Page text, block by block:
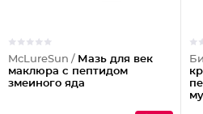
McLureSun / Мазь для век
маклюра с пептидом
змеиного яда